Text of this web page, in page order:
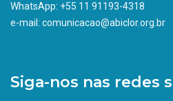
WhatsApp: +55 11 91193-4318
e-mail: comunicacao@abiclor.org.br
Siga-nos nas redes